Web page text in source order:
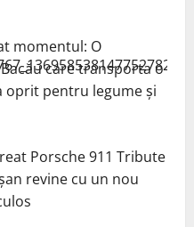
momentul: O
care transporta o
oprit pentru legume și
Porsche 911 Tribute
revine cu un nou